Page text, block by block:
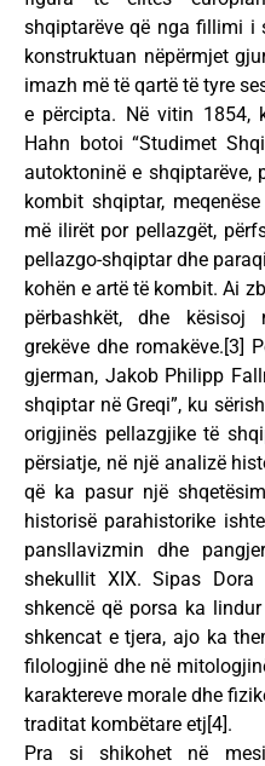
shqiptarëve që nga fillimi i
konstruktuan nëpërmjet
imazh më të qartë të tyre
e përcipta. Në vitin 1854,
Hahn botoi “Studimet
autoktoninë e shqiptarëve,
kombit shqiptar,
më ilirët por pellazgët,
pellazgo-shqiptar dhe
kohën e artë të kombit. Ai
përbashkët, dhe
grekëve dhe romakëve.[3]
gjerman, Jakob Philipp
shqiptar në Greqi”, ku
origjinës pellazgjike të
përsiatje, në një analizë
që ka pasur një
historisë parahistorike
pansllavizmin dhe
shekullit XIX. Sipas Dora
shkencë që porsa ka
shkencat e tjera, ajo ka
filologjinë dhe në
karaktereve morale dhe
traditat kombëtare etj[4].
Pra si shikohet në